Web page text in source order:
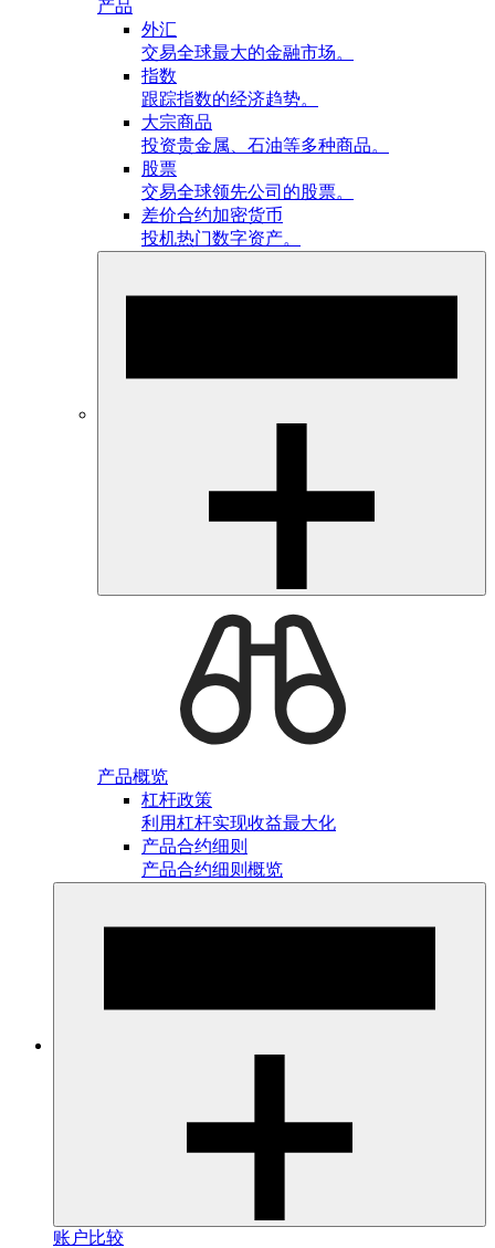
产品
外汇
交易全球最大的金融市场。
指数
跟踪指数的经济趋势。
大宗商品
投资贵金属、石油等多种商品。
股票
交易全球领先公司的股票。
差价合约加密货币
投机热门数字资产。
产品概览
杠杆政策
利用杠杆实现收益最大化
产品合约细则
产品合约细则概览
账户比较